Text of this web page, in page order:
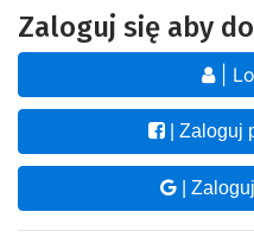
Zaloguj się aby
|
| Zaloguj
|